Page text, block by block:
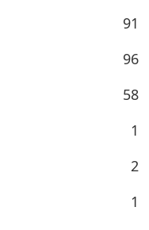
91
96
58
1
2
1